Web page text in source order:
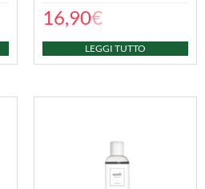
16,90€
LEGGI TUTTO